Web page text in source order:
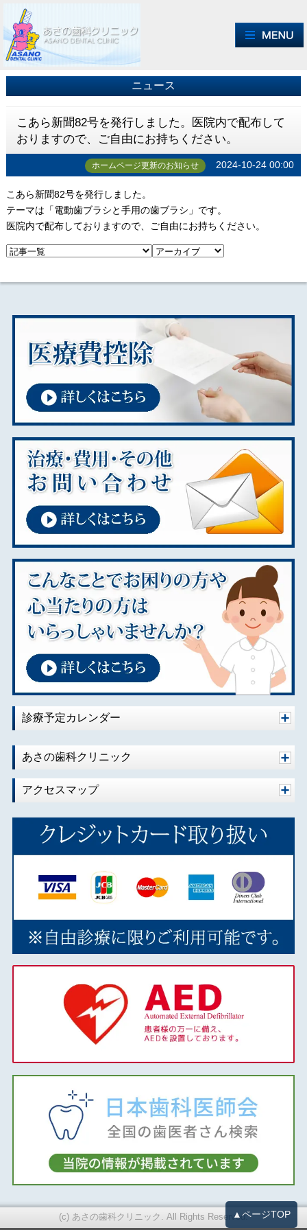
ニュース
こあら新聞82号を発行しました。医院内で配布して
おりますので、ご自由にお持ちください。
ホームページ更新のお知らせ 2024-10-24 00:00
こあら新聞82号を発行しました。
テーマは「電動歯ブラシと手用の歯ブラシ」です。
医院内で配布しておりますので、ご自由にお持ちください。
診療予定カレンダー
あさの歯科クリニック
アクセスマップ
▲ページTOP
(c) あさの歯科クリニック. All Rights Reserved.